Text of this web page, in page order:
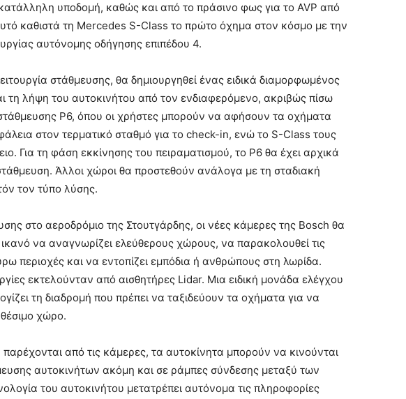
υποδομή, καθώς και από το πράσινο φως για το AVP από
καθιστά τη Mercedes S-Class το πρώτο όχημα στον κόσμο με την
αυτόνομης οδήγησης επιπέδου 4.
στάθμευσης, θα δημιουργηθεί ένας ειδικά διαμορφωμένος
τη λήψη του αυτοκινήτου από τον ενδιαφερόμενο, ακριβώς πίσω
P6, όπου οι χρήστες μπορούν να αφήσουν τα οχήματα
στον τερματικό σταθμό για το check-in, ενώ το S-Class τους
Για τη φάση εκκίνησης του πειραματισμού, το P6 θα έχει αρχικά
Άλλοι χώροι θα προστεθούν ανάλογα με τη σταδιακή
τον τύπο λύσης.
στο αεροδρόμιο της Στουτγάρδης, οι νέες κάμερες της Bosch θα
να αναγνωρίζει ελεύθερους χώρους, να παρακολουθεί τις
περιοχές και να εντοπίζει εμπόδια ή ανθρώπους στη λωρίδα.
εκτελούνταν από αισθητήρες Lidar. Μια ειδική μονάδα ελέγχου
τη διαδρομή που πρέπει να ταξιδεύουν τα οχήματα για να
χώρο.
από τις κάμερες, τα αυτοκίνητα μπορούν να κινούνται
αυτοκινήτων ακόμη και σε ράμπες σύνδεσης μεταξύ των
του αυτοκινήτου μετατρέπει αυτόνομα τις πληροφορίες